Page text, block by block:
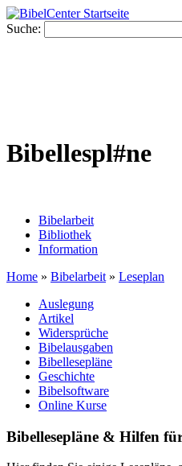
Suche:
Bibellespl#ne
Bibelarbeit
Bibliothek
Information
Home » Bibelarbeit » Leseplan
Auslegung
Artikel
Widersprüche
Bibelausgaben
Bibellesepläne
Geschichte
Bibelsoftware
Online Kurse
Bibellesepläne & Hilfen